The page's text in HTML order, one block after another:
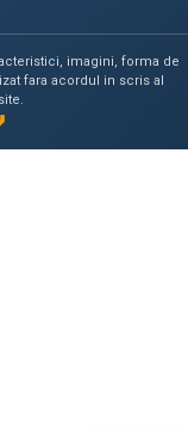
imagini, forma de
fara acordul in scris al